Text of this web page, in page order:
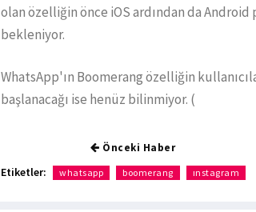
olan özelliğin önce iOS ardından da
bekleniyor.
WhatsApp'ın Boomerang özelliğin
başlanacağı ise henüz bilinmiyor. (
Önceki Haber
Etiketler: whatsapp boomerang ınstagram